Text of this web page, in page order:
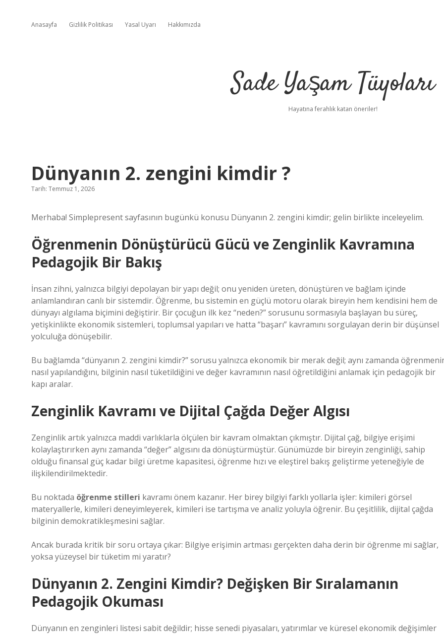
Anasayfa Gizlilik Politikası Yasal Uyarı Hakkımızda
Sade Yaşam Tüyoları
Hayatına ferahlık katan öneriler!
Dünyanın 2. zengini kimdir ?
Tarih: Temmuz 1, 2026
Merhaba! Simplepresent sayfasının bugünkü konusu Dünyanın 2. zengini kimdir; gelin birlikte inceleyelim.
Öğrenmenin Dönüştürücü Gücü ve Zenginlik Kavramına
Pedagojik Bir Bakış
İnsan zihni, yalnızca bilgiyi depolayan bir yapı değil; onu yeniden üreten, dönüştüren ve bağlam içinde
anlamlandıran canlı bir sistemdir. Öğrenme, bu sistemin en güçlü motoru olarak bireyin hem kendisini hem de
dünyayı algılama biçimini değiştirir. Bir çocuğun ilk kez “neden?” sorusunu sormasıyla başlayan bu süreç,
yetişkinlikte ekonomik sistemleri, toplumsal yapıları ve hatta “başarı” kavramını sorgulayan derin bir düşünsel
yolculuğa dönüşebilir.
Bu bağlamda “dünyanın 2. zengini kimdir?” sorusu yalnızca ekonomik bir merak değil; aynı zamanda
nasıl yapılandığını, bilginin nasıl tüketildiğini ve değer kavramının nasıl öğretildiğini anlamak için pedagojik bir
kapı aralar.
Zenginlik Kavramı ve Dijital Çağda Değer Algısı
Zenginlik artık yalnızca maddi varlıklarla ölçülen bir kavram olmaktan çıkmıştır. Dijital çağ, bilgiye erişimi
kolaylaştırırken aynı zamanda “değer” algısını da dönüştürmüştür. Günümüzde bir bireyin zenginliği, sahip
olduğu finansal güç kadar bilgi üretme kapasitesi, öğrenme hızı ve eleştirel bakış geliştirme yeteneğiyle de
ilişkilendirilmektedir.
Bu noktada öğrenme stilleri kavramı önem kazanır. Her birey bilgiyi farklı yollarla işler: kimileri görsel
materyallerle, kimileri deneyimleyerek, kimileri ise tartışma ve analiz yoluyla öğrenir. Bu çeşitlilik, dijital çağda
bilginin demokratikleşmesini sağlar.
Ancak burada kritik bir soru ortaya çıkar: Bilgiye erişimin artması gerçekten daha derin bir öğrenme mi sağlar,
yoksa yüzeysel bir tüketim mi yaratır?
Dünyanın 2. Zengini Kimdir? Değişken Bir Sıralamanın
Pedagojik Okuması
Dünyanın en zenginleri listesi sabit değildir; hisse senedi piyasaları, yatırımlar ve küresel ekonomik değişimler